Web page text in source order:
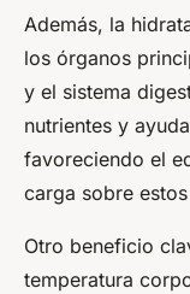
Además, la
los órganos
y el sistema
nutrientes y
favoreciendo el
carga sobre
Otro beneficio
temperatura